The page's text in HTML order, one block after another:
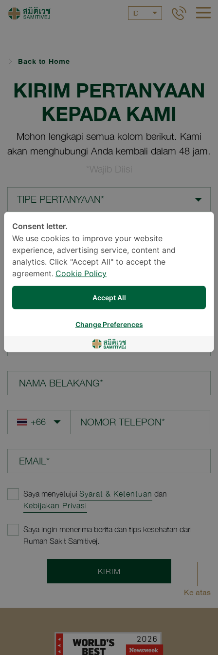
ID
Back to Home
KIRIM PERTANYAAN
KEPADA KAMI
Mohon lengkapi semua kolom berikut. Kami
akan menghubungi Anda kembali dalam 48 jam.
*Wajib Diisi
TIPE PERTANYAAN*
LOKASI*
PERTANYAAN ANDA*
NAMA BELAKANG*
EMAIL*
Saya menyetujui Syarat & Ketentuan dan
Kebijakan Privasi
Saya ingin menerima berita dan tips kesehatan dari
Rumah Sakit Samitivej.
KIRIM
Ke atas
Consent letter.
We use cookies to improve your website
experience, advertising service, content and
analytics. Click "Accept All" to accept the
agreement. Cookie Policy
Accept All
Change Preferences